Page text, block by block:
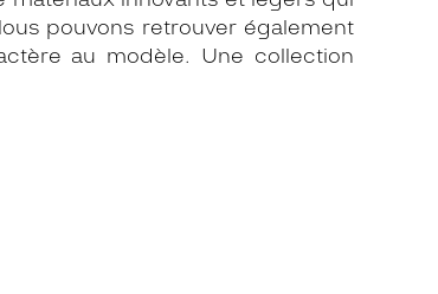
pouvons retrouver également
au modèle. Une collection